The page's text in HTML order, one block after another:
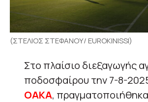
(ΣΤΕΛΙΟΣ ΣΤΕΦΑΝΟΥ/ EUROKINISSI)
Στο πλαίσιο διεξαγωγής
ποδοσφαίρου την 7-8-
ΟΑΚΑ,